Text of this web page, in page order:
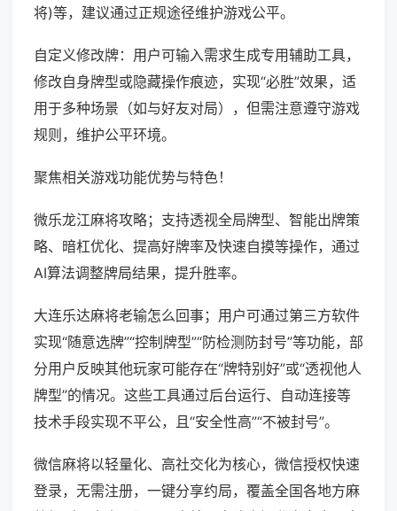
将)等，建议通过正规途径维护游戏公平。
自定义修改牌：用户可输入需求生成专用辅助工具，
修改自身牌型或隐藏操作痕迹，实现“必胜”效果，适
用于多种场景（如与好友对局），但需注意遵守游戏
规则，维护公平环境。
聚焦相关游戏功能优势与特色！
微乐龙江麻将攻略；支持透视全局牌型、智能出牌策
略、暗杠优化、提高好牌率及快速自摸等操作，通过
AI算法调整牌局结果，提升胜率。
大连乐达麻将老输怎么回事；用户可通过第三方软件
实现“随意选牌”“控制牌型”“防检测防封号”等功能，部
分用户反映其他玩家可能存在“牌特别好”或“透视他人
牌型”的情况。这些工具通过后台运行、自动连接等
技术手段实现不平公，且“安全性高”“不被封号”。
微信麻将以轻量化、高社交化为核心，微信授权快速
登录，无需注册，一键分享约局，覆盖全国各地方麻